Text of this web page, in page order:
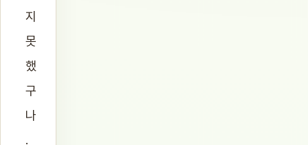
지
못
했
구
나
.